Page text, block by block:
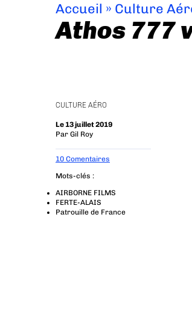
Accueil » Culture
Athos 777
CULTURE AÉRO
Le 13 juillet 2019
Par Gil Roy
10 Comentaires
Mots-clés :
AIRBORNE FILMS
FERTE-ALAIS
Patrouille de France